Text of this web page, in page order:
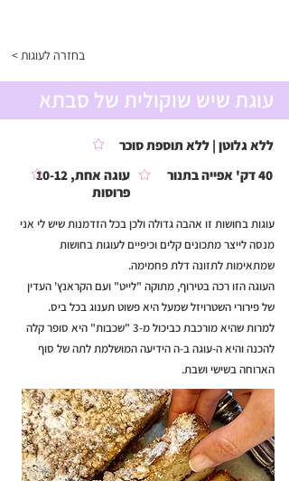
< בחזרה לעוגות
עוגת שיש שוקולית של סבתא
40 דק' אפייה בתנור
עוגה אחת, 10-12
פרוסות
ללא גלוטן | ללא תוספת סוכר
עוגות בחושות זו אהבה גדולה ולכן בכל הזדמנות שיש לי אני
מנסה לייצר מתכונים קלים וכיפיים לעוגות בחושות
שמתאימות לתזונה דלת פחמימה.
העוגה הזו רכה בטירוף, מתוקה "לייט" ועם הקראנץ' העדין
של פירורי השטרויזל שמעל היא פשוט תענוג בכל ביס.
למרות שהיא מורכבת כביכול מ-3 "שכבות" היא סופר קלה
להכנה והיא ה-עוגה ב-ה הידיעה המושלמת לתה של סוף
הארוחה בשישי ושבת.